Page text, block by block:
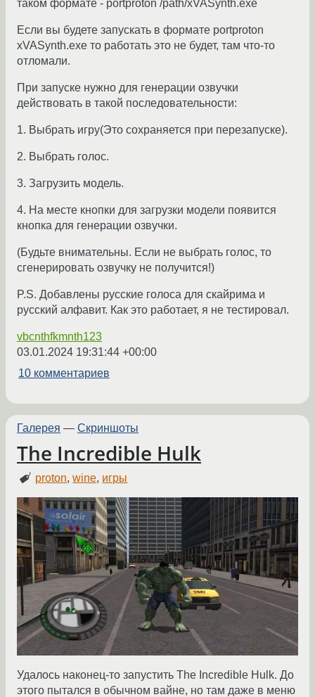
таком формате - portproton /path/xVASynth.exe
Если вы будете запускать в формате portproton
xVASynth.exe то работать это не будет, там что-то
отломали.
При запуске нужно для генерации озвучки
действовать в такой последовательности:
1. Выбрать игру(Это сохраняется при перезапуске).
2. Выбрать голос.
3. Загрузить модель.
4. На месте кнопки для загрузки модели появится
кнопка для генерации озвучки.
(Будьте внимательны. Если не выбрать голос, то
сгенерировать озвучку не получится!)
P.S. Добавлены русские голоса для скайрима и
русский алфавит. Как это работает, я не тестировал.
vbcnthfkmnth123
03.01.2024 19:31:44 +00:00
10 комментариев
Галерея — Скриншоты
The Incredible Hulk
proton,wine, игры
Удалось наконец-то запустить The Incredible Hulk. До
этого пытался в обычном вайне, но там даже в меню